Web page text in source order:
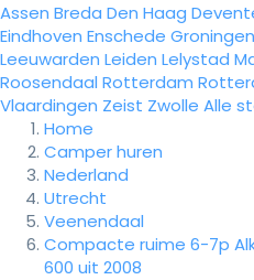
Assen Breda Den Haag
Eindhoven Enschede Groningen
Leeuwarden Leiden Lelystad
Roosendaal Rotterdam
Vlaardingen Zeist Zwolle Alle
Home
Camper huren
Nederland
Utrecht
Veenendaal
Compacte ruime 6-7p
600 uit 2008